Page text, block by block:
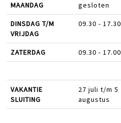
MAANDAG gesloten
DINSDAG T/M
VRIJDAG
09.30 - 17.30
ZATERDAG 09.30 - 17.00
VAKANTIE
SLUITING
27 juli t/m 5
augustus